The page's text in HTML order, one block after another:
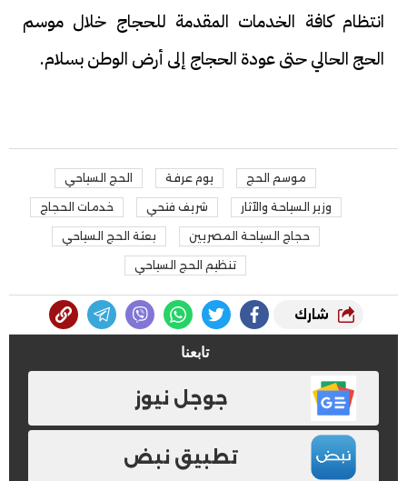
انتظام كافة الخدمات المقدمة للحجاج خلال موسم
الحج الحالي حتى عودة الحجاج إلى أرض الوطن بسلام.
موسم الحج يوم عرفة الحج السياحي
وزير السياحة والآثار شريف فتحي خدمات الحجاج
حجاج السياحة المصريين بعثة الحج السياحي
تنظيم الحج السياحي
شارك
تابعنا
جوجل نيوز
تطبيق نبض